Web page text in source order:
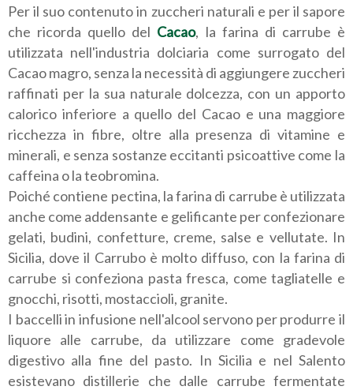
Per il suo contenuto in zuccheri naturali e per il sapore
che ricorda quello del Cacao, la farina di carrube è
utilizzata nell'industria dolciaria come surrogato del
Cacao magro, senza la necessità di aggiungere zuccheri
raffinati per la sua naturale dolcezza, con un apporto
calorico inferiore a quello del Cacao e una maggiore
ricchezza in fibre, oltre alla presenza di vitamine e
minerali, e senza sostanze eccitanti psicoattive come la
caffeina o la teobromina.
Poiché contiene pectina, la farina di carrube è utilizzata
anche come addensante e gelificante per confezionare
gelati, budini, confetture, creme, salse e vellutate. In
Sicilia, dove il Carrubo è molto diffuso, con la farina di
carrube si confeziona pasta fresca, come tagliatelle e
gnocchi, risotti, mostaccioli, granite.
I baccelli in infusione nell'alcool servono per produrre il
liquore alle carrube, da utilizzare come gradevole
digestivo alla fine del pasto. In Sicilia e nel Salento
esistevano distillerie che dalle carrube fermentate